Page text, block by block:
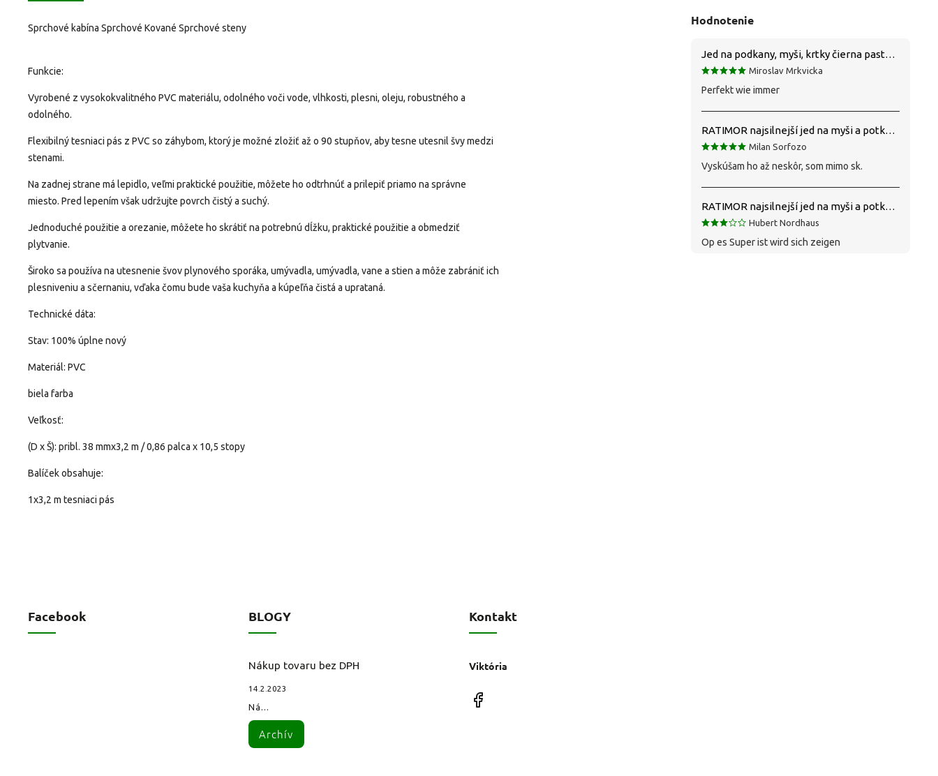
Hodnotenie
Jed na podkany, myši, krtky čierna pasta silná 1 kg VYPR
Miroslav Mrkvicka
Perfekt wie immer
RATIMOR najsilnejší jed na myši a potkany
Milan Sorfozo
Vyskúšam ho až neskôr, som mimo sk.
RATIMOR najsilnejší jed na myši a potkany
Hubert Nordhaus
Op es Super ist wird sich zeigen
Sprchové kabína Sprchové Kované Sprchové steny
Funkcie:
Vyrobené z vysokokvalitného PVC materiálu, odolného voči vode, vlhkosti, plesni, oleju, robustného a
odolného.
Flexibilný tesniaci pás z PVC so záhybom, ktorý je možné zložiť až o 90 stupňov, aby tesne utesnil švy medzi
stenami.
Na zadnej strane má lepidlo, veľmi praktické použitie, môžete ho odtrhnúť a prilepiť priamo na správne
miesto. Pred lepením však udržujte povrch čistý a suchý.
Jednoduché použitie a orezanie, môžete ho skrátiť na potrebnú dĺžku, praktické použitie a obmedziť
plytvanie.
Široko sa používa na utesnenie švov plynového sporáka, umývadla, umývadla, vane a stien a môže zabrániť ich
plesniveniu a sčernaniu, vďaka čomu bude vaša kuchyňa a kúpeľňa čistá a uprataná.
Technické dáta:
Stav: 100% úplne nový
Materiál: PVC
biela farba
Veľkosť:
(D x Š): pribl. 38 mmx3,2 m / 0,86 palca x 10,5 stopy
Balíček obsahuje:
1x3,2 m tesniaci pás
Facebook BLOGY
Nákup tovaru bez DPH
14.2.2023
Ná...
Archív
Kontakt
Viktória